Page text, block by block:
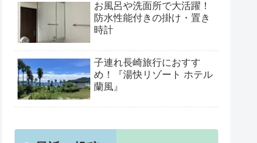
すぎた！
お風呂や洗面所で大活躍！
防水性能付きの掛け・置き
時計
子連れ長崎旅行におすす
め！『湯快リゾート ホテル
蘭風』